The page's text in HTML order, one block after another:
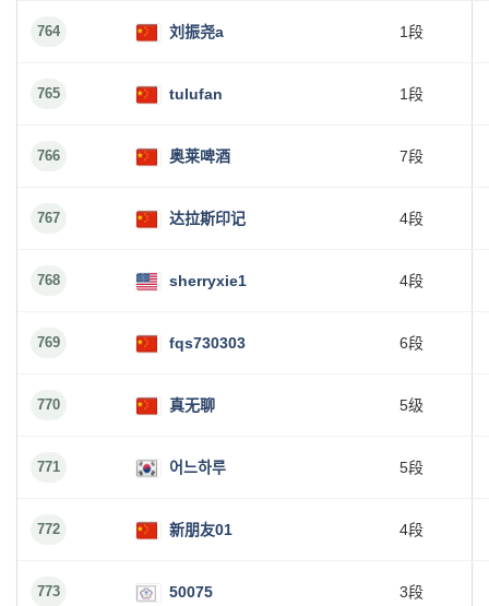
764 刘振尧a 1段
765 tulufan 1段
766 奥莱啤酒 7段
767 达拉斯印记 4段
768 sherryxie1 4段
769 fqs730303 6段
770 真无聊 5级
771 어느하루 5段
772 新朋友01 4段
773 50075 3段